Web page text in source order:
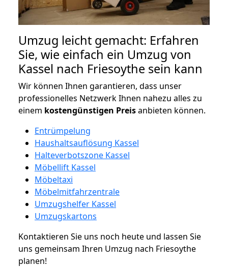
Umzug leicht gemacht: Erfahren
Sie, wie einfach ein Umzug von
Kassel nach Friesoythe sein kann
Wir können Ihnen garantieren, dass unser
professionelles Netzwerk Ihnen nahezu alles zu
einem kostengünstigen Preisanbieten können.
Entrümpelung
Haushaltsauflösung Kassel
Halteverbotszone Kassel
Möbellift Kassel
Möbeltaxi
Möbelmitfahrzentrale
Umzugshelfer Kassel
Umzugskartons
Kontaktieren Sie uns noch heute und lassen Sie
uns gemeinsam Ihren Umzug nach Friesoythe
planen!